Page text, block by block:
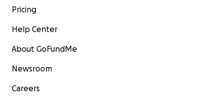
Pricing
Help Center
About GoFundMe
Newsroom
Careers